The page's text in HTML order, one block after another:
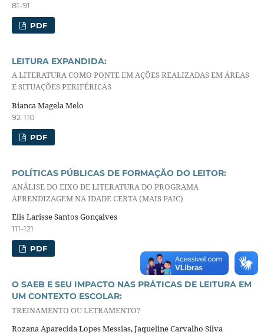
81-91
PDF
LEITURA EXPANDIDA:
A LITERATURA COMO PONTE EM AÇÕES REALIZADAS EM ÁREAS
E SITUAÇÕES PERIFÉRICAS
Bianca Magela Melo
92-110
PDF
POLÍTICAS PÚBLICAS DE FORMAÇÃO DO LEITOR:
ANÁLISE DO EIXO DE LITERATURA DO PROGRAMA
APRENDIZAGEM NA IDADE CERTA (MAIS PAIC)
Elis Larisse Santos Gonçalves
111-121
PDF
O SAEB E SEU IMPACTO NAS PRÁTICAS DE LEITURA EM
UM CONTEXTO ESCOLAR:
TREINAMENTO OU LETRAMENTO?
Rozana Aparecida Lopes Messias, Jaqueline Carvalho Silva